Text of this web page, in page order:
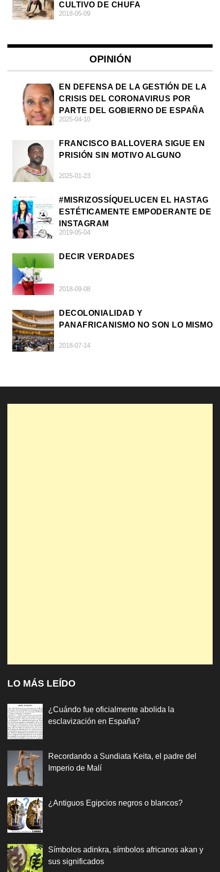
CULTIVO DE CHUFA
2018-05-09
OPINIÓN
EN DEFENSA DE LA GESTIÓN DE LA
CRISIS DEL CORONAVIRUS POR
PARTE DEL GOBIERNO DE ESPAÑA
2025-04-10
FRANCISCO BALLOVERA SIGUE EN
PRISIÓN SIN MOTIVO ALGUNO
2025-01-23
#MISRIZOSSÍQUELUCEN EL HASTAG
ESTÉTICAMENTE EMPODERANTE DE
INSTAGRAM
2019-05-04
DECIR VERDADES
2018-09-08
DECOLONIALIDAD Y
PANAFRICANISMO NO SON LO MISMO
2018-07-14
LO MÁS LEÍDO
¿Cuándo fue oficialmente abolida la
esclavización en España?
Recordando a Sundiata Keita, el padre del
Imperio de Malí
¿Antiguos Egipcios negros o blancos?
Símbolos adinkra, símbolos africanos akan y
sus significados